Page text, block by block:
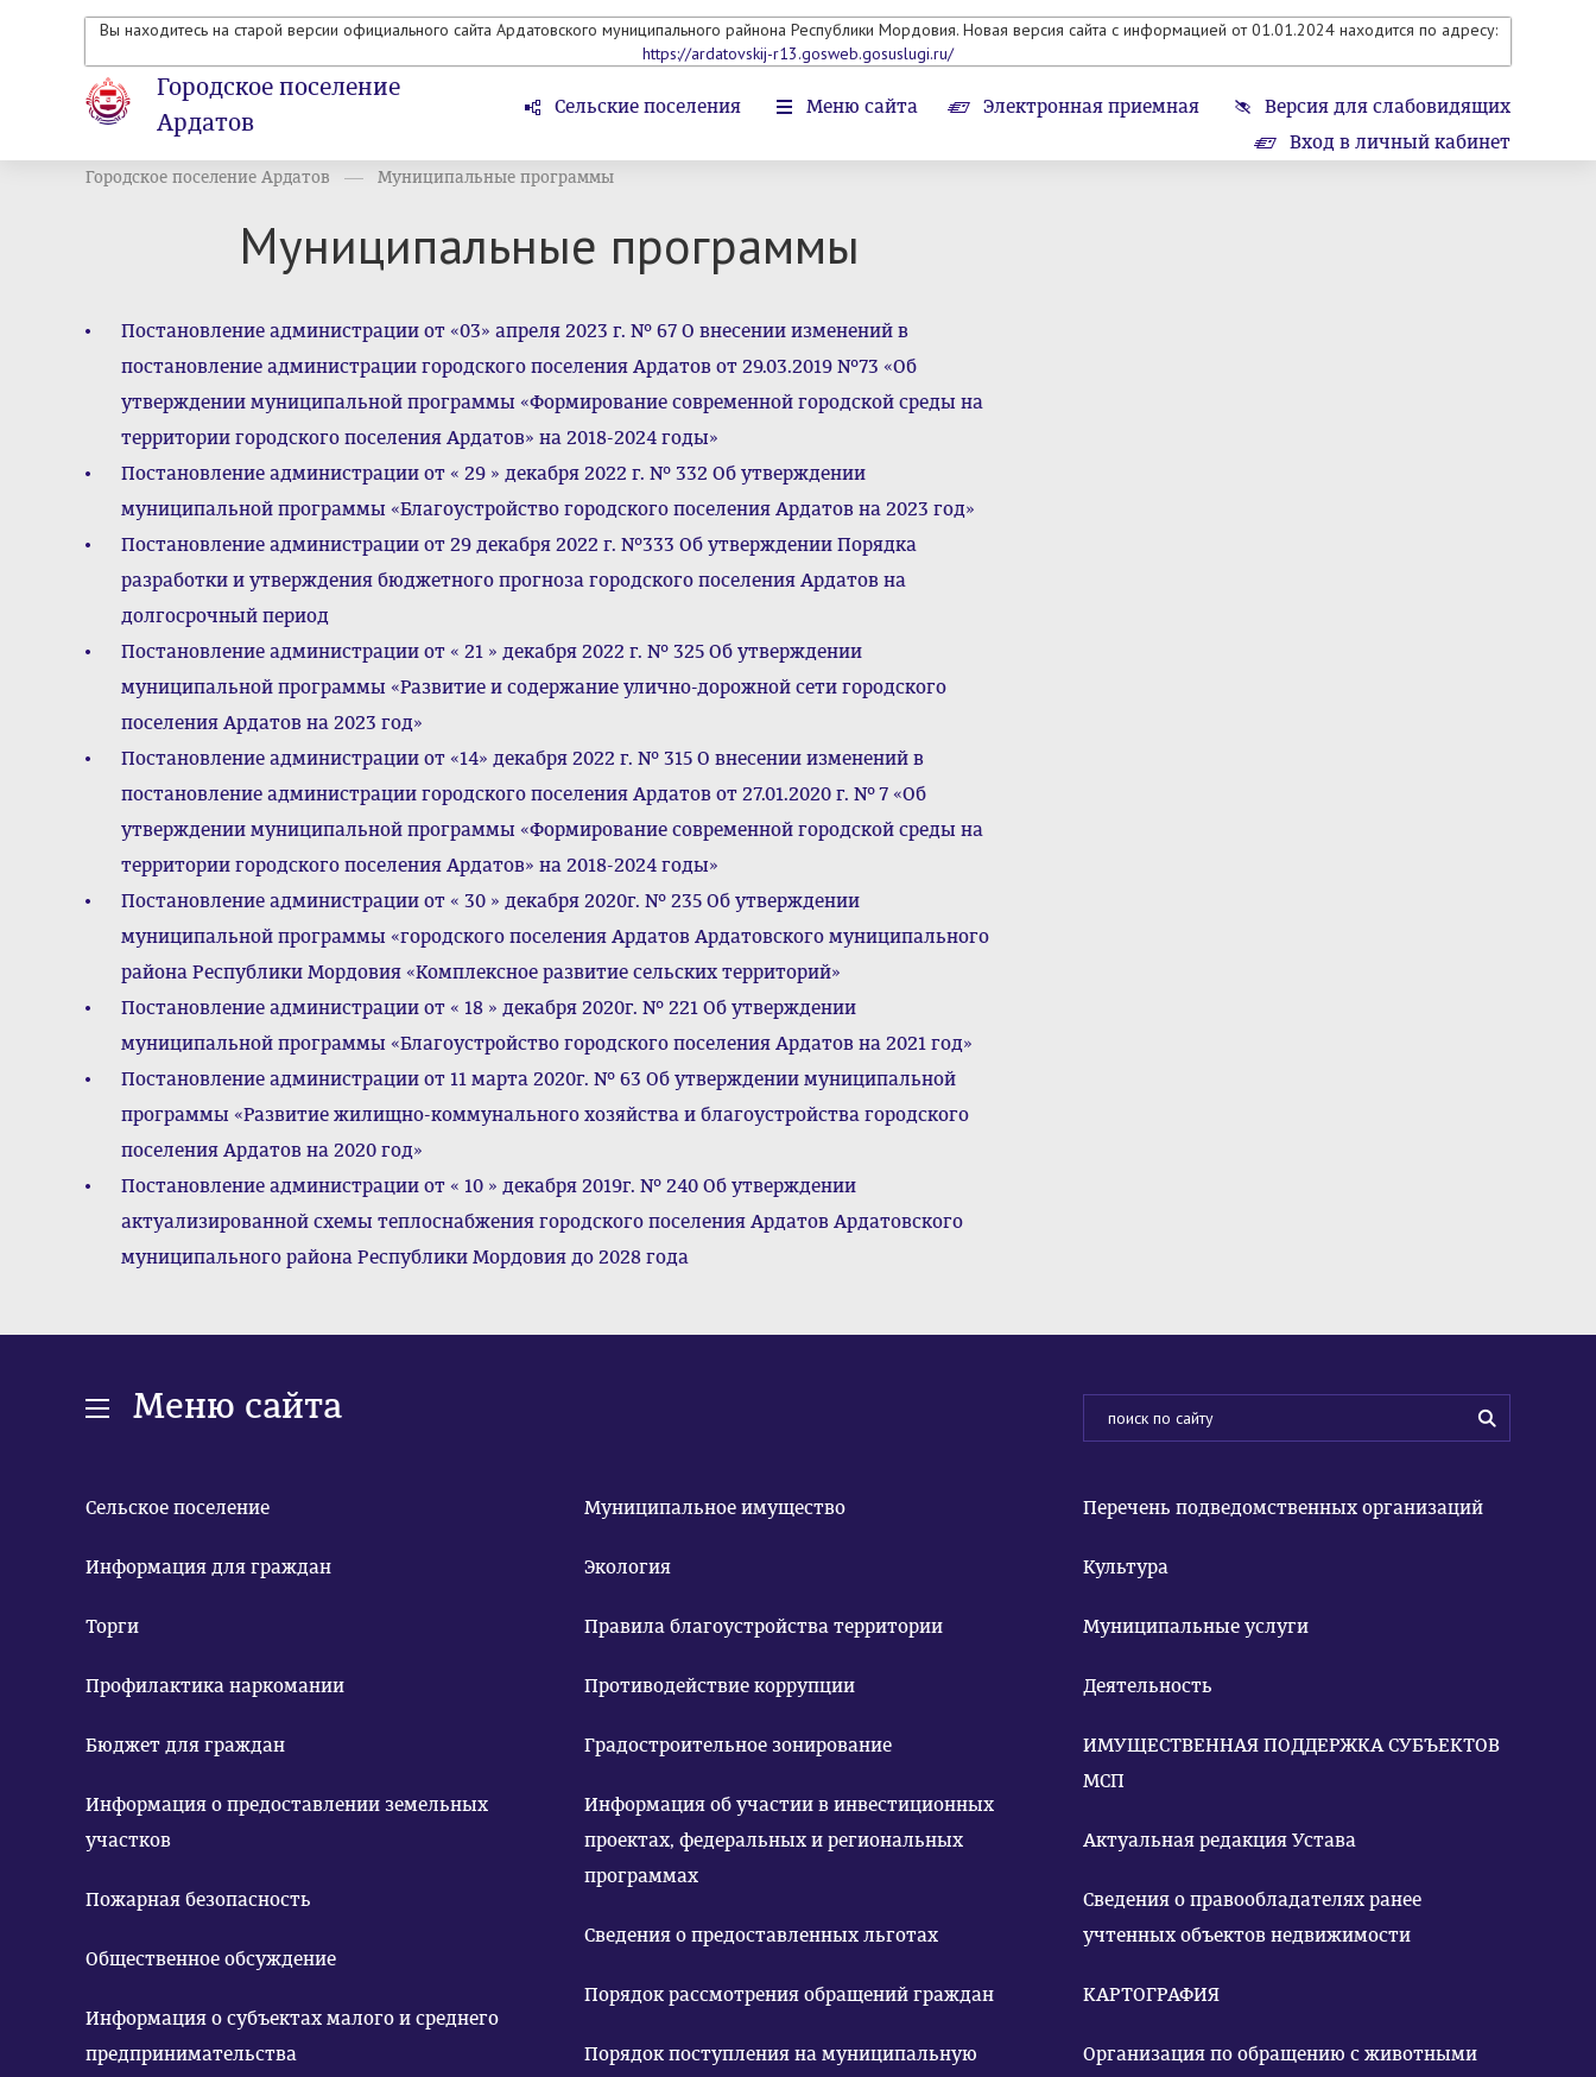
Вы находитесь на старой версии официального сайта Ардатовского муниципального райнона Республики Мордовия. Новая версия сайта с информацией от 01.01.2024 находится по адресу:
https://ardatovskij-r13.gosweb.gosuslugi.ru/
Городское поселение
Ардатов
Сельские поселения Меню сайта Электронная приемная
Версия для слабовидящих
Вход в личный кабинет
Городское поселение Ардатов Муниципальные программы
Муниципальные программы
Постановление администрации от «03» апреля 2023 г. № 67 О внесении изменений в
постановление администрации городского поселения Ардатов от 29.03.2019 №73 «Об
утверждении муниципальной программы «Формирование современной городской среды на
территории городского поселения Ардатов» на 2018-2024 годы»
Постановление администрации от « 29 » декабря 2022 г. № 332 Об утверждении
муниципальной программы «Благоустройство городского поселения Ардатов на 2023 год»
Постановление администрации от 29 декабря 2022 г. №333 Об утверждении Порядка
разработки и утверждения бюджетного прогноза городского поселения Ардатов на
долгосрочный период
Постановление администрации от « 21 » декабря 2022 г. № 325 Об утверждении
муниципальной программы «Развитие и содержание улично-дорожной сети городского
поселения Ардатов на 2023 год»
Постановление администрации от «14» декабря 2022 г. № 315 О внесении изменений в
постановление администрации городского поселения Ардатов от 27.01.2020 г. № 7 «Об
утверждении муниципальной программы «Формирование современной городской среды на
территории городского поселения Ардатов» на 2018-2024 годы»
Постановление администрации от « 30 » декабря 2020г. № 235 Об утверждении
муниципальной программы «городского поселения Ардатов Ардатовского муниципального
района Республики Мордовия «Комплексное развитие сельских территорий»
Постановление администрации от « 18 » декабря 2020г. № 221 Об утверждении
муниципальной программы «Благоустройство городского поселения Ардатов на 2021 год»
Постановление администрации от 11 марта 2020г. № 63 Об утверждении муниципальной
программы «Развитие жилищно-коммунального хозяйства и благоустройства городского
поселения Ардатов на 2020 год»
Постановление администрации от « 10 » декабря 2019г. № 240 Об утверждении
актуализированной схемы теплоснабжения городского поселения Ардатов Ардатовского
муниципального района Республики Мордовия до 2028 года
Меню сайта
Сельское поселение
Информация для граждан
Торги
Профилактика наркомании
Бюджет для граждан
Информация о предоставлении земельных
участков
Пожарная безопасность
Общественное обсуждение
Информация о субъектах малого и среднего
предпринимательства
Муниципальное имущество
Экология
Правила благоустройства территории
Противодействие коррупции
Градостроительное зонирование
Информация об участии в инвестиционных
проектах, федеральных и региональных
программах
Сведения о предоставленных льготах
Порядок рассмотрения обращений граждан
Порядок поступления на муниципальную
Перечень подведомственных организаций
Культура
Муниципальные услуги
Деятельность
ИМУЩЕСТВЕННАЯ ПОДДЕРЖКА СУБЪЕКТОВ
МСП
Актуальная редакция Устава
Сведения о правообладателях ранее
учтенных объектов недвижимости
КАРТОГРАФИЯ
Организация по обращению с животными